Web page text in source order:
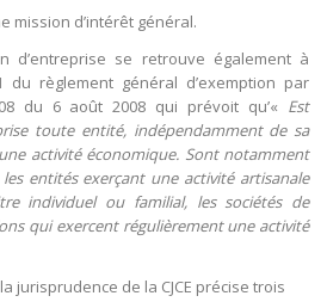
mission d’intérêt général.
d’entreprise se retrouve également à
du règlement général d’exemption par
du 6 août 2008 qui prévoit qu’« Est
toute entité, indépendamment de sa
activité économique. Sont notamment
entités exerçant une activité artisanale
individuel ou familial, les sociétés de
qui exercent régulièrement une activité
jurisprudence de la CJCE précise trois